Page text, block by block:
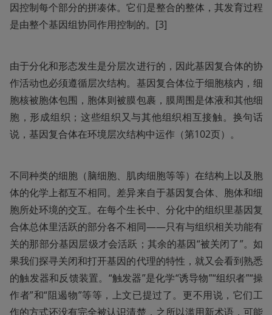
因控制每个部分的拼凑体。它们是整合的整体，其发育过程
是由整个基因组协同作用控制的。[3]
由于分化和形态发生是分层次进行的，因此基因复合体的协
作活动也必须遵循层次结构。基因复合体位于细胞核内，细
胞核被胞体包围，胞体则被膜包裹，膜周围是体液和其他细
胞，形成组织；这些组织又与其他组织相互接触。换句话
说，基因复合体在环境层次结构中运作（第102页）。
不同种类的细胞（脑细胞、肌肉细胞等等）在结构上以及胞
体的化学上都互不相同。差异来自于基因复合体、胞体和细
胞所处环境的交互。在每个生长中、分化中的组织里基因复
合体总体里活跃的部分各不相同——只有与组织相关功能有
关的那部分基因层级才会活跃；其余的基因“被关闭了”。如
果我们探寻关闭和打开基因的代理的特性，就又会看到熟悉
的触发器和反馈装置。“触发器”是化学“诱导物”“组织者”“操
作者”和“阻遏物”等等，上文已提过了。更不用说，它们工
作的方式还没有完全被认识清楚，之所以滥用新术语，可能